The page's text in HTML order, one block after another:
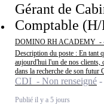
Gérant de
Comptable (H/
DOMINO RH ACADEMY -
Description du poste : En tant
aujourd'hui l'un de nos clients,
dans la recherche de son futur
CDI - Non renseigné
Publié il y a 5 jours